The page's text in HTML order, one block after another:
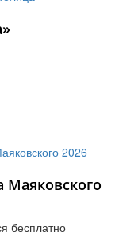
бесплатно